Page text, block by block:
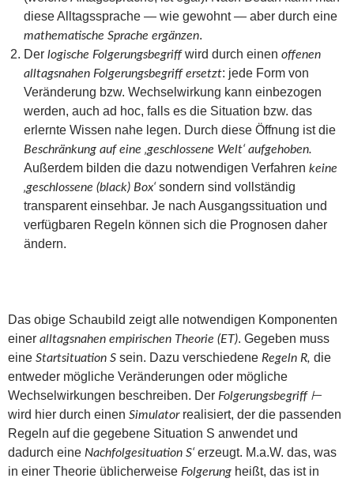
diese Alltagssprache — wie gewohnt — aber durch eine
mathematische Sprache ergänzen.
Der logische Folgerungsbegriffwird durch einen offenen
alltagsnahen Folgerungsbegriff ersetzt: jede Form von
Veränderung bzw. Wechselwirkung kann einbezogen
werden, auch ad hoc, falls es die Situation bzw. das
erlernte Wissen nahe legen. Durch diese Öffnung ist die
Beschränkung auf eine ‚geschlossene Welt‘ aufgehoben.
Außerdem bilden die dazu notwendigen Verfahren keine
‚geschlossene (black) Box‘sondern sind vollständig
transparent einsehbar. Je nach Ausgangssituation und
verfügbaren Regeln können sich die Prognosen daher
ändern.
Das obige Schaubild zeigt alle notwendigen Komponenten
einer alltagsnahen empirischen Theorie (ET). Gegeben muss
eine Startsituation S sein. Dazu verschiedene Regeln R, die
entweder mögliche Veränderungen oder mögliche
Wechselwirkungen beschreiben. Der Folgerungsbegriff ⊢
wird hier durch einen Simulatorrealisiert, der die passenden
Regeln auf die gegebene Situation S anwendet und
dadurch eine Nachfolgesituation S‘erzeugt. M.a.W. das, was
in einer Theorie üblicherweise Folgerung heißt, das ist in